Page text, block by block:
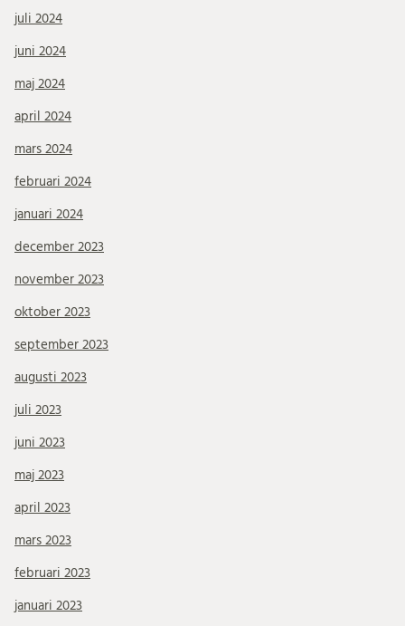
juli 2024
juni 2024
maj 2024
april 2024
mars 2024
februari 2024
januari 2024
december 2023
november 2023
oktober 2023
september 2023
augusti 2023
juli 2023
juni 2023
maj 2023
april 2023
mars 2023
februari 2023
januari 2023